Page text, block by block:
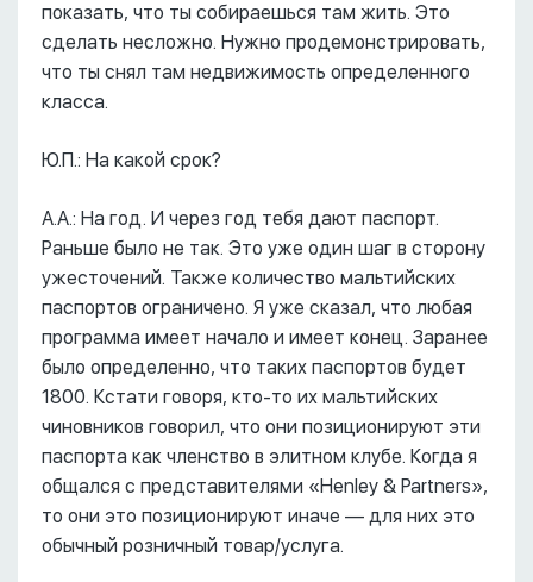
показать, что ты собираешься там жить. Это
сделать несложно. Нужно продемонстрировать,
что ты снял там недвижимость определенного
класса.
Ю.П.: На какой срок?
А.А.: На год. И через год тебя дают паспорт.
Раньше было не так. Это уже один шаг в сторону
ужесточений. Также количество мальтийских
паспортов ограничено. Я уже сказал, что любая
программа имеет начало и имеет конец. Заранее
было определенно, что таких паспортов будет
1800. Кстати говоря, кто-то их мальтийских
чиновников говорил, что они позиционируют эти
паспорта как членство в элитном клубе. Когда я
общался с представителями «Henley & Partners»,
то они это позиционируют иначе –– для них это
обычный розничный товар/услуга.